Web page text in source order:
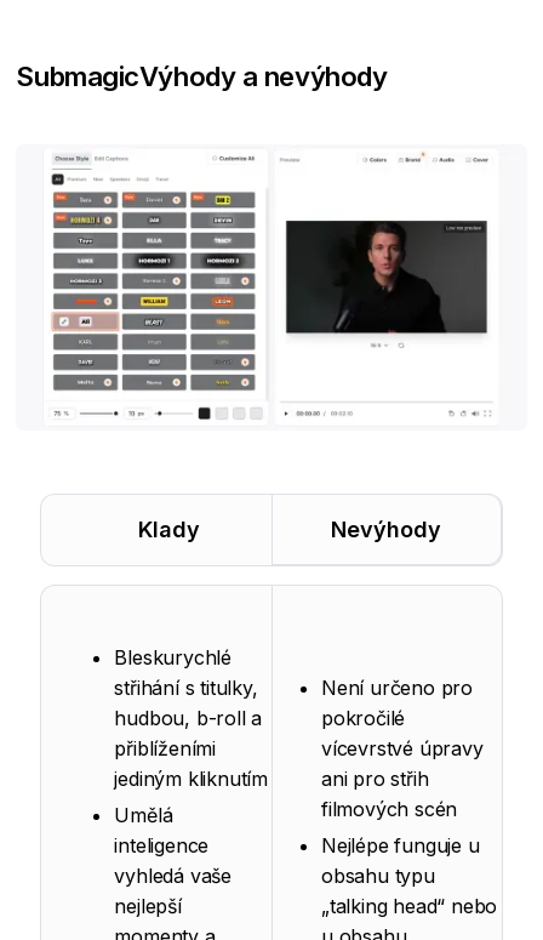
SubmagicVýhody a nevýhody
Klady Nevýhody
Bleskurychlé
střihání s titulky,
hudbou, b-roll a
přiblíženími
jediným kliknutím
Umělá
inteligence
vyhledá vaše
nejlepší
Není určeno pro
pokročilé
vícevrstvé úpravy
ani pro střih
filmových scén
Nejlépe funguje u
obsahu typu
„talking head“ nebo